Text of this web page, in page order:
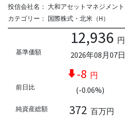
投信会社名： 大和アセットマネジメント
カテゴリー： 国際株式・北米（H）
基準価額
12,936 円
2026年08月07日
前日比
-8 円
(-0.06%)
純資産総額 372 百万円